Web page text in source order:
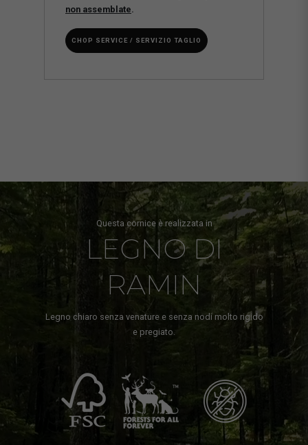
non assemblate
CHOP SERVICE / SERVIZIO TAGLIO
Questa cornice è realizzata in
LEGNO DI
RAMIN
Legno chiaro senza venature e senza nodi molto rigido
e pregiato.